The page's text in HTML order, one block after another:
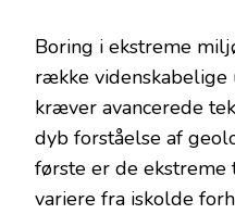
Boring i ekstreme
række
kræver avancerede
dyb forståelse af
første er de
variere fra iskolde